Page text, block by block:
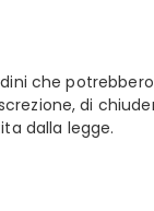
che
di
dalla legge.